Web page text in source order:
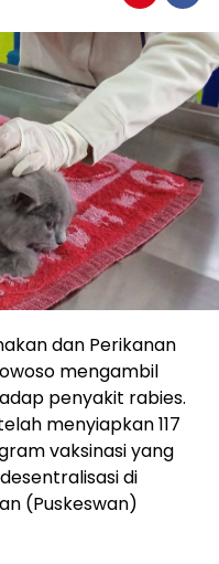
dan Perikanan
mengambil
penyakit rabies.
menyiapkan 117
vaksinasi yang
di
(Puskeswan)